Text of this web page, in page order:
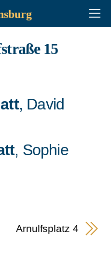
15
, David
, Sophie
Arnulfsplatz 4